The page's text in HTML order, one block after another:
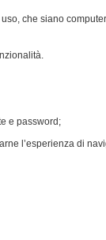
che siano
e password;
l’esperienza di